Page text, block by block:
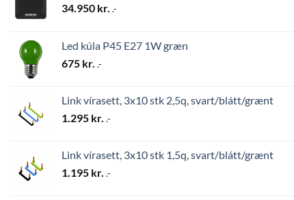
34.950 kr. .-
Led kúla P45 E27 1W græn
675 kr. .-
Link vírasett, 3x10 stk 2,5q, svart/blátt/grænt
1.295 kr. .-
Link vírasett, 3x10 stk 1,5q, svart/blátt/grænt
1.195 kr. .-